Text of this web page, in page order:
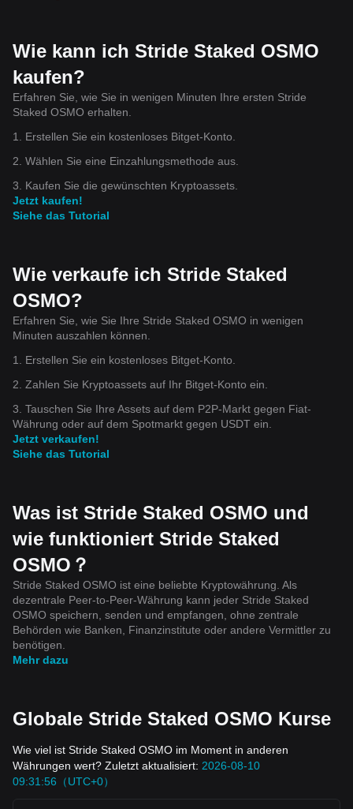
Wie kann ich Stride Staked OSMO
kaufen?
Erfahren Sie, wie Sie in wenigen Minuten Ihre ersten Stride
Staked OSMO erhalten.
1. Erstellen Sie ein kostenloses Bitget-Konto.
2. Wählen Sie eine Einzahlungsmethode aus.
3. Kaufen Sie die gewünschten Kryptoassets.
Jetzt kaufen!
Siehe das Tutorial
Wie verkaufe ich Stride Staked
OSMO?
Erfahren Sie, wie Sie Ihre Stride Staked OSMO in wenigen
Minuten auszahlen können.
1. Erstellen Sie ein kostenloses Bitget-Konto.
2. Zahlen Sie Kryptoassets auf Ihr Bitget-Konto ein.
3. Tauschen Sie Ihre Assets auf dem P2P-Markt gegen Fiat-
Währung oder auf dem Spotmarkt gegen USDT ein.
Jetzt verkaufen!
Siehe das Tutorial
Was ist Stride Staked OSMO und
wie funktioniert Stride Staked
OSMO？
Stride Staked OSMO ist eine beliebte Kryptowährung. Als
dezentrale Peer-to-Peer-Währung kann jeder Stride Staked
OSMO speichern, senden und empfangen, ohne zentrale
Behörden wie Banken, Finanzinstitute oder andere Vermittler zu
benötigen.
Mehr dazu
Globale Stride Staked OSMO Kurse
Wie viel ist Stride Staked OSMO im Moment in anderen
Währungen wert? Zuletzt aktualisiert: 2026-08-10
09:31:56（UTC+0）